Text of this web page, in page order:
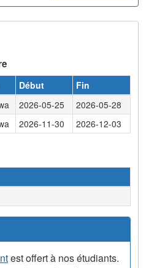
Début
Fin
2026-05-25
2026-05-28
2026-11-30 2026-12-03
est offert à nos étudiants.